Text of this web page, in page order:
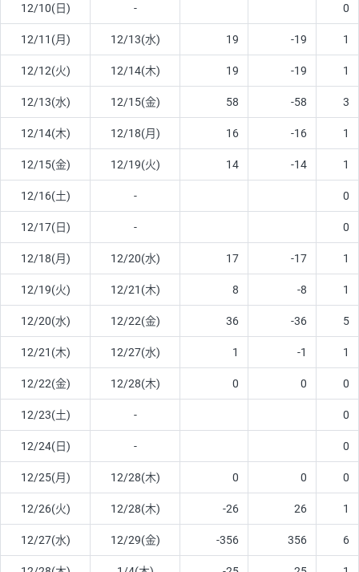
12/10(日) - 0
12/11(月) 12/13(水) 19 -19 1
12/12(火) 12/14(木) 19 -19 1
12/13(水) 12/15(金) 58 -58 3
12/14(木) 12/18(月) 16 -16 1
12/15(金) 12/19(火) 14 -14 1
12/16(土) - 0
12/17(日) - 0
12/18(月) 12/20(水) 17 -17 1
12/19(火) 12/21(木) 8 -8 1
12/20(水) 12/22(金) 36 -36 5
12/21(木) 12/27(水) 1 -1 1
12/22(金) 12/28(木) 0 0 0
12/23(土) - 0
12/24(日) - 0
12/25(月) 12/28(木) 0 0 0
12/26(火) 12/28(木) -26 26 1
12/27(水) 12/29(金) -356 356 6